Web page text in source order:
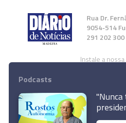
Google lança modelos de
Rua Dr.
9054-514
291 202 300
Instale a nossa
Podcasts
"Nunca